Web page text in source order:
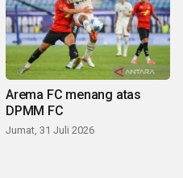
Arema FC menang atas
DPMM FC
Jumat, 31 Juli 2026